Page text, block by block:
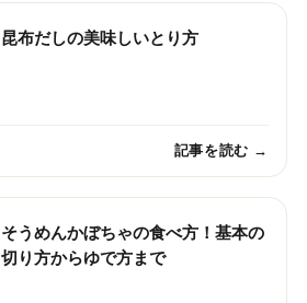
昆布だしの美味しいとり方
記事を読む →
そうめんかぼちゃの食べ方！基本の
切り方からゆで方まで